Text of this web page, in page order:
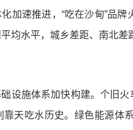
加速推进，“吃在沙甸”品
均水平，城乡差距、南北差
设施体系加快构建。个旧
天吃水历史。绿色能源